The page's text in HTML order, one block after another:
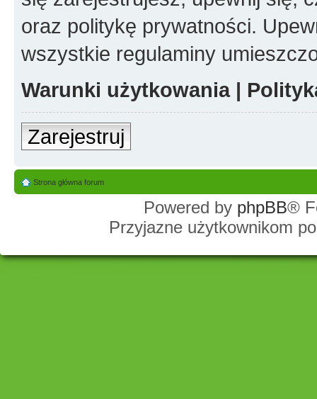
oraz politykę prywatności.
wszystkie regulaminy
Warunki użytkowania|
Zarejestruj
Strona główna forum
Powered by phpBB®
Przyjazne użytkownikom